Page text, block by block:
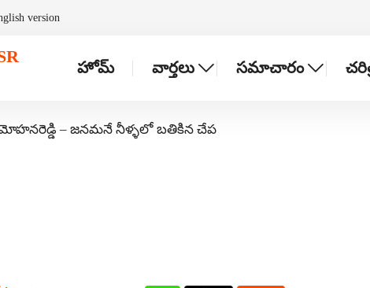
version
హోమ్ వార్తలు సమాచారం
– జనమనే నీళ్ళలో బతికిన చేప